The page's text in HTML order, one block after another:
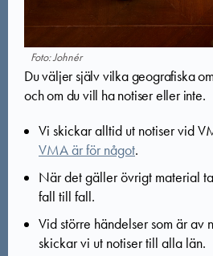
Foto: Johnér
Du väljer själv vilka geografiska
och om du vill ha notiser eller inte.
Vi skickar alltid ut notiser vid
VMA är för något.
När det gäller övrigt material
fall till fall.
Vid större händelser som är av
skickar vi ut notiser till alla län.